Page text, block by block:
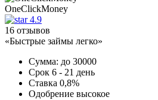
OneClickMoney
4.9
16 отзывов
«Быстрые займы легко»
Сумма: до 30000
Срок 6 - 21 день
Ставка 0,8%
Одобрение высокое